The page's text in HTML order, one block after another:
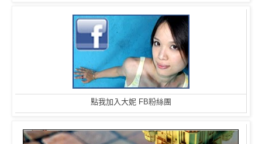
點我加入大妮 FB粉絲團